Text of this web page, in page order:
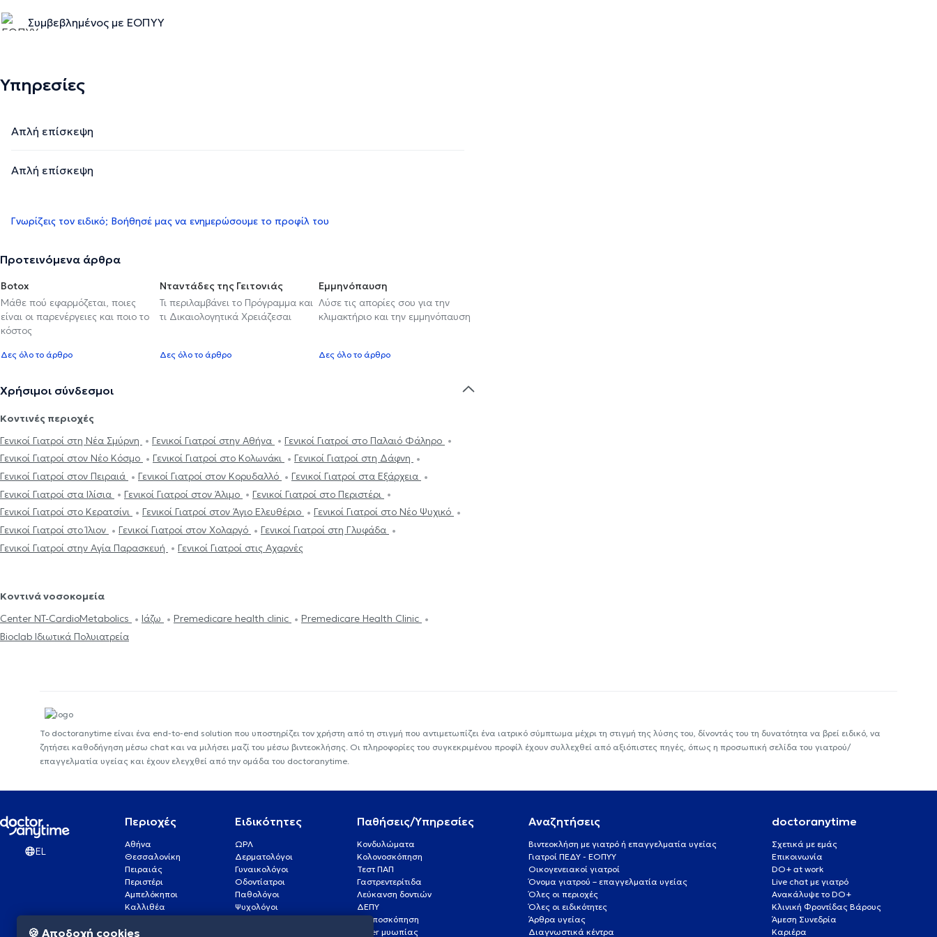
Συμβεβλημένος με ΕΟΠΥΥ
Υπηρεσίες
Απλή επίσκεψη
Απλή επίσκεψη
Γνωρίζεις τον ειδικό; Βοήθησέ μας να ενημερώσουμε το προφίλ του
Προτεινόμενα άρθρα
Botox
Μάθε πού εφαρμόζεται, ποιες
είναι οι παρενέργειες και ποιο το
κόστος
Δες όλο το άρθρο
Νταντάδες της Γειτονιάς
Τι περιλαμβάνει το Πρόγραμμα και
τι Δικαιολογητικά Χρειάζεσαι
Δες όλο το άρθρο
Εμμηνόπαυση
Λύσε τις απορίες σου για την
κλιμακτήριο και την εμμηνόπαυση
Δες όλο το άρθρο
Χρήσιμοι σύνδεσμοι
Κοντινές περιοχές
Γενικοί Γιατροί στη Νέα Σμύρνη
Γενικοί Γιατροί στην Αθήνα
Γενικοί Γιατροί στο Παλαιό Φάληρο
Γενικοί Γιατροί στον Νέο Κόσμο
Γενικοί Γιατροί στο Κολωνάκι
Γενικοί Γιατροί στη Δάφνη
Γενικοί Γιατροί στον Πειραιά
Γενικοί Γιατροί στον Κορυδαλλό
Γενικοί Γιατροί στα Εξάρχεια
Γενικοί Γιατροί στα Ιλίσια
Γενικοί Γιατροί στον Άλιμο
Γενικοί Γιατροί στο Περιστέρι
Γενικοί Γιατροί στο Κερατσίνι
Γενικοί Γιατροί στον Άγιο Ελευθέριο
Γενικοί Γιατροί στο Νέο Ψυχικό
Γενικοί Γιατροί στο Ίλιον
Γενικοί Γιατροί στον Χολαργό
Γενικοί Γιατροί στη Γλυφάδα
Γενικοί Γιατροί στην Αγία Παρασκευή
Γενικοί Γιατροί στις Αχαρνές
Κοντινά νοσοκομεία
Center NT-CardioMetabolics
Ιάζω Premedicare health clinic
Premedicare Health Clinic
Bioclab Ιδιωτικά Πολυιατρεία
Το doctoranytime είναι ένα end-to-end solution που υποστηρίζει τον χρήστη από τη στιγμή που αντιμετωπίζει ένα ιατρικό σύμπτωμα μέχρι τη στιγμή της λύσης του, δίνοντάς του τη δυνατότητα να βρεί ειδικό, να
ζητήσει καθοδήγηση μέσω chat και να μιλήσει μαζί του μέσω βιντεοκλήσης. Οι πληροφορίες του συγκεκριμένου προφίλ έχουν συλλεχθεί από αξιόπιστες πηγές, όπως η προσωπική σελίδα του γιατρού/
επαγγελματία υγείας και έχουν ελεγχθεί από την ομάδα του doctoranytime.
EL
Περιοχές
Αθήνα
Θεσσαλονίκη
Πειραιάς
Περιστέρι
Αμπελόκηποι
Καλλιθέα
Γλυφάδα
Ειδικότητες
ΩΡΛ
Δερματολόγοι
Γυναικολόγοι
Οδοντίατροι
Παθολόγοι
Ψυχολόγοι
Παθήσεις/Υπηρεσίες
Κονδυλώματα
Κολονοσκόπηση
Τεστ ΠΑΠ
Γαστρεντερίτιδα
Λεύκανση δοντιών
ΔΕΠΥ
Κολποσκόπηση
Laser μυωπίας
Αναζητήσεις
Βιντεοκλήση με γιατρό ή επαγγελματία υγείας
Γιατροί ΠΕΔΥ - ΕΟΠΥΥ
Οικογενειακοί γιατροί
Όνομα γιατρού – επαγγελματία υγείας
Όλες οι περιοχές
Όλες οι ειδικότητες
Άρθρα υγείας
Διαγνωστικά κέντρα
doctoranytime
Σχετικά με εμάς
Επικοινωνία
DO+ at work
Live chat με γιατρό
Ανακάλυψε το DO+
Κλινική Φροντίδας Βάρους
Άμεση Συνεδρία
Καριέρα
🍪 Αποδοχή cookies